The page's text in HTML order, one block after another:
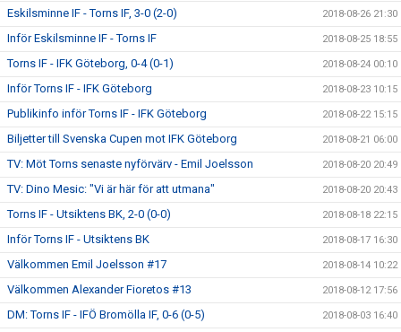
Eskilsminne IF - Torns IF, 3-0 (2-0) 2018-08-26 21:30
Inför Eskilsminne IF - Torns IF 2018-08-25 18:55
Torns IF - IFK Göteborg, 0-4 (0-1) 2018-08-24 00:10
Inför Torns IF - IFK Göteborg 2018-08-23 10:15
Publikinfo inför Torns IF - IFK Göteborg 2018-08-22 15:15
Biljetter till Svenska Cupen mot IFK Göteborg 2018-08-21 06:00
TV: Möt Torns senaste nyförvärv - Emil Joelsson 2018-08-20 20:49
TV: Dino Mesic: "Vi är här för att utmana" 2018-08-20 20:43
Torns IF - Utsiktens BK, 2-0 (0-0) 2018-08-18 22:15
Inför Torns IF - Utsiktens BK 2018-08-17 16:30
Välkommen Emil Joelsson #17 2018-08-14 10:22
Välkommen Alexander Fioretos #13 2018-08-12 17:56
DM: Torns IF - IFÖ Bromölla IF, 0-6 (0-5) 2018-08-03 16:40